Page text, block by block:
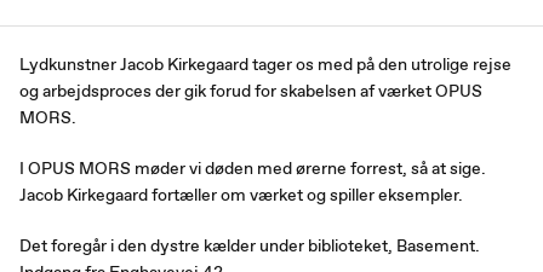
Lydkunstner Jacob Kirkegaard tager os med på den utrolige rejse
og arbejdsproces der gik forud for skabelsen af værket OPUS
MORS.
I OPUS MORS møder vi døden med ørerne forrest, så at sige.
Jacob Kirkegaard fortæller om værket og spiller eksempler.
Det foregår i den dystre kælder under biblioteket, Basement.